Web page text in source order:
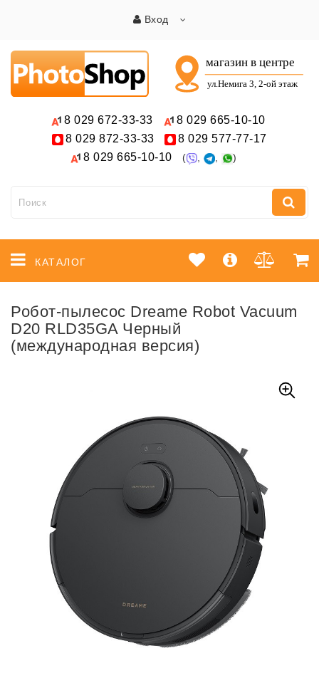
Вход
8 029 672-33-33 8 029 665-10-10
8 029 872-33-33 8 029 577-77-17
8 029 665-10-10 ( , , )
КАТАЛОГ
Робот-пылесос Dreame Robot Vacuum
D20 RLD35GA Черный
(международная версия)